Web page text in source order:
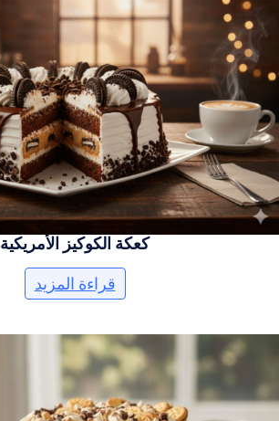
كعكة الكوكيز الأمريكية
قراءة المزيد